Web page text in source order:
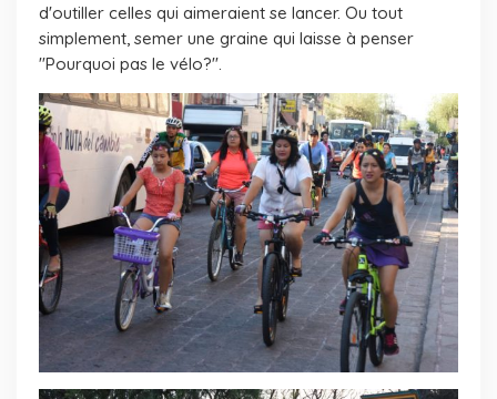
d'outiller celles qui aimeraient se lancer. Ou tout
simplement, semer une graine qui laisse à penser
"Pourquoi pas le vélo?".